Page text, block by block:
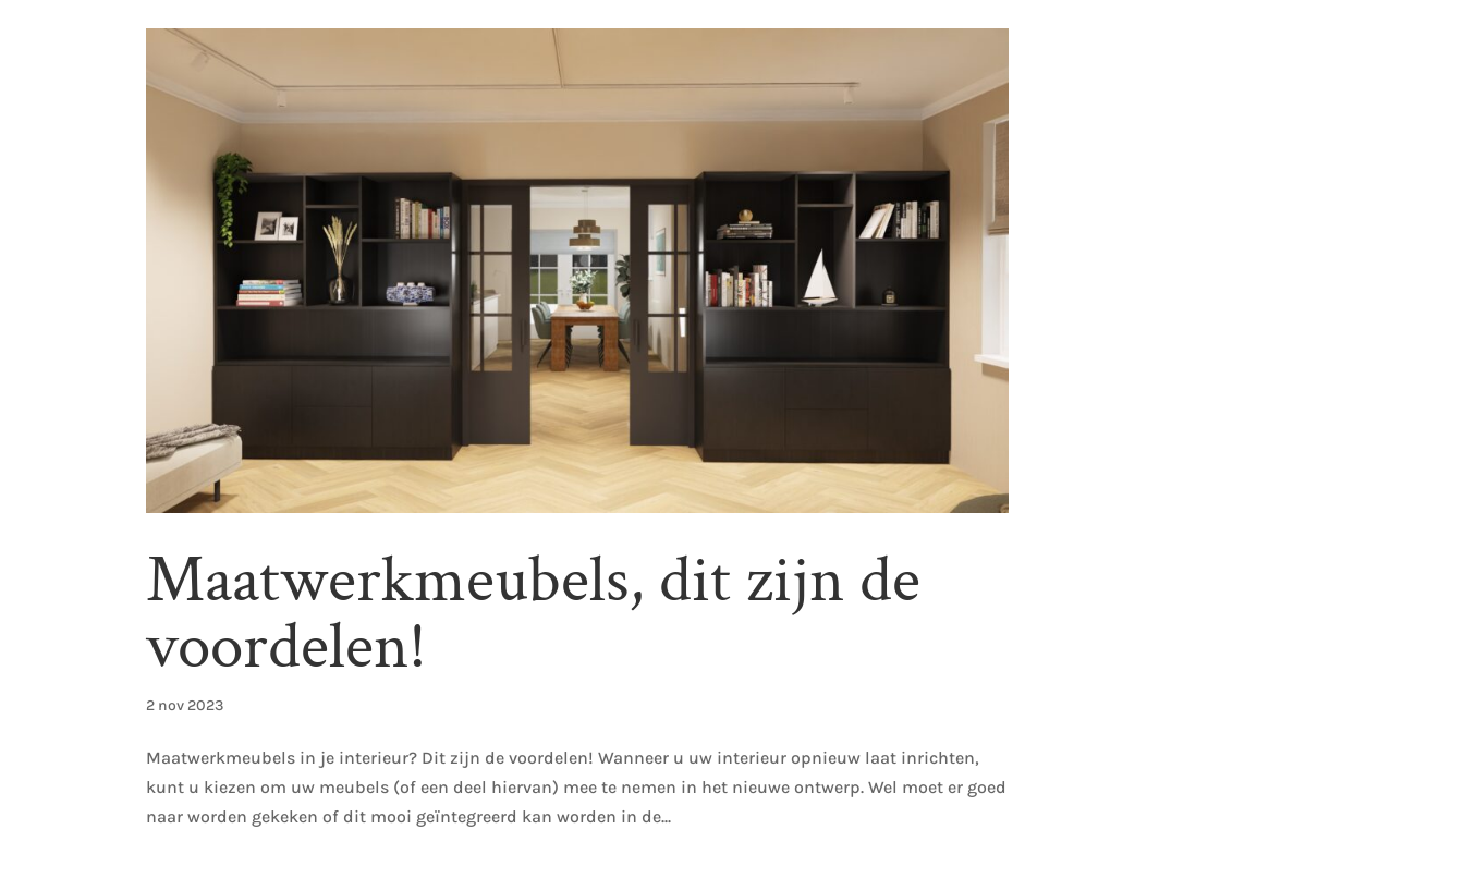
Maatwerkmeubels, dit zijn de
voordelen!
2 nov 2023
Maatwerkmeubels in je interieur? Dit zijn de voordelen! Wanneer u uw interieur opnieuw laat inrichten,
kunt u kiezen om uw meubels (of een deel hiervan) mee te nemen in het nieuwe ontwerp. Wel moet er goed
naar worden gekeken of dit mooi geïntegreerd kan worden in de...